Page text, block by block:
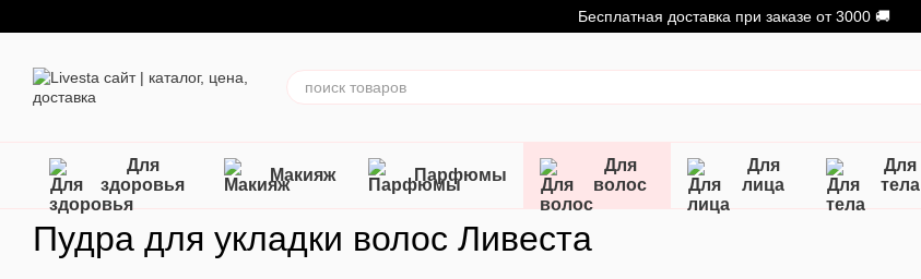
Бесплатная доставка при заказе от 3000 🚚
Для
здоровья
Макияж Парфюмы
Для
волос
Для
лица
Для
тела
Пудра для укладки волос Ливеста